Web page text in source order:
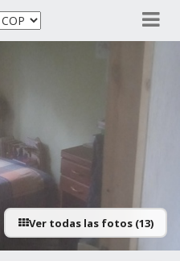
Ver todas las fotos (13)